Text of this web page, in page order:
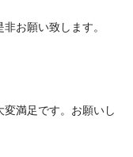
お願い致します。
満足です。お願いし